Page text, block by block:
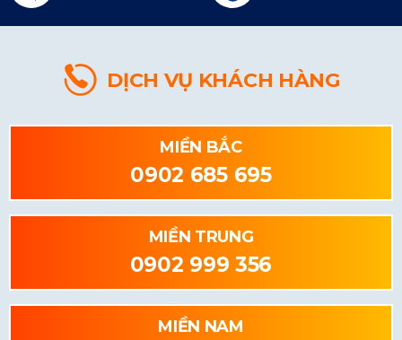
DỊCH VỤ KHÁCH HÀNG
MIỀN BẮC
0902 685 695
MIỀN TRUNG
0902 999 356
MIỀN NAM